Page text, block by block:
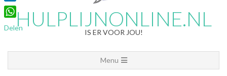
HULPLIJNONLINE.NL
IS ER VOOR JOU!
Navigation
Menu
LinkedIn
WhatsApp
Delen